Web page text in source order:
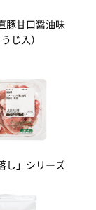
豚甘口醤油味
じ入）
し」シリーズ